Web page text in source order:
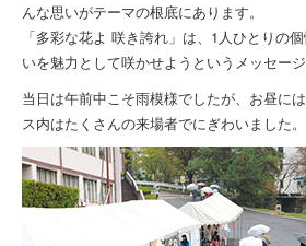
んな思いがテーマの根底にあります。
「多彩な花よ 咲き誇れ」は、1人ひとりの
いを魅力として咲かせようというメッセージ
当日は午前中こそ雨模様でしたが、お昼に
ス内はたくさんの来場者でにぎわいました。